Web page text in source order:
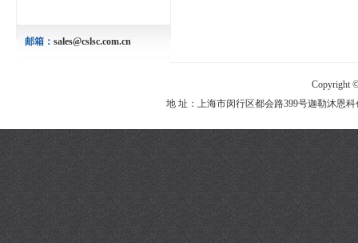
邮箱： sales@cslsc.com.cn
Copyright
地 址：上海市闵行区都会路399号迦勒沐恩